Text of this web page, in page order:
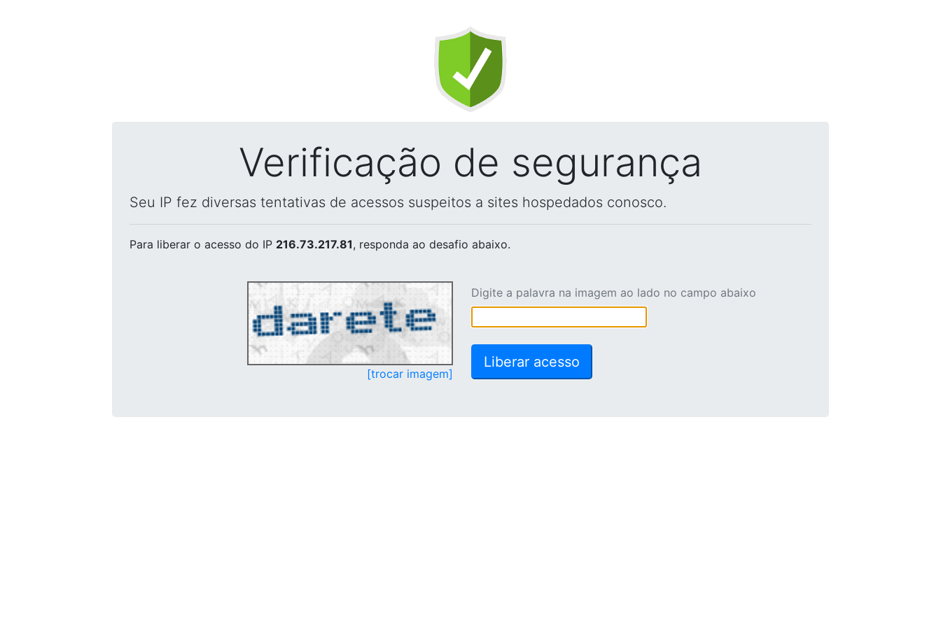
Verificação de segurança
Seu IP fez diversas tentativas de acessos suspeitos a sites hospedados conosco.
Para liberar o acesso do IP 216.73.217.81, responda ao desafio abaixo.
[trocar imagem]
Digite a palavra na imagem ao lado no campo abaixo